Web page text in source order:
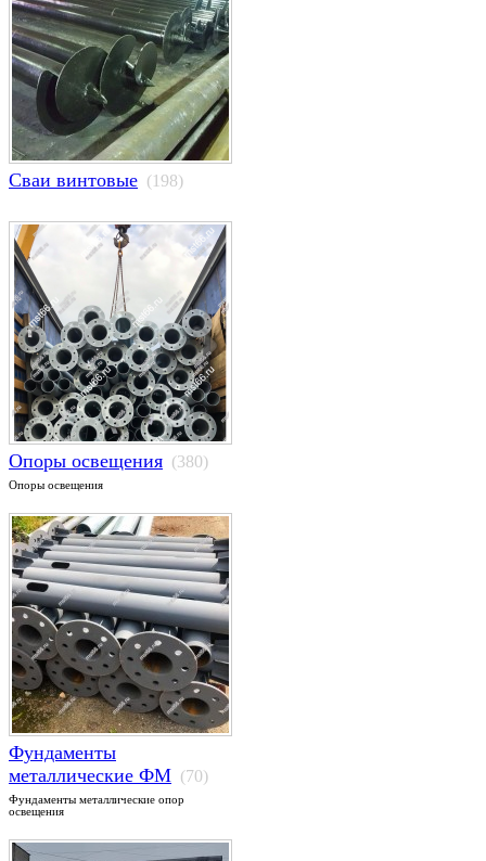
Сваи винтовые (198)
Опоры освещения (380)
Опоры освещения
Фундаменты
металлические ФМ (70)
Фундаменты металлические опор
освещения